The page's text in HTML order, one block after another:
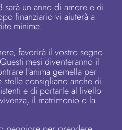
un anno di amore e di
finanziario vi aiuterà a
minime.
favorirà il vostro segno
mesi diventeranno il
l'anima gemella per
consigliano anche di
e di portarle al livello
il matrimonio o la